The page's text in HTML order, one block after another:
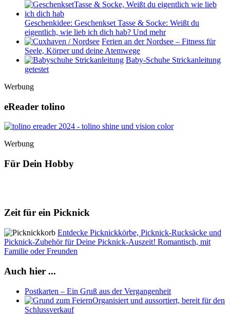
Geschenkidee: Geschenkset Tasse & Socke: Weißt du
eigentlich, wie lieb ich dich hab? Und mehr
Ferien an der Nordsee – Fitness für
Seele, Körper und deine Atemwege
Baby-Schuhe Strickanleitung
getestet
Werbung
eReader tolino
Werbung
Für Dein Hobby
Zeit für ein Picknick
Entdecke Picknickkörbe, Picknick-Rucksäcke und
Picknick-Zubehör für Deine Picknick-Auszeit! Romantisch, mit
Familie oder Freunden
Auch hier ...
Postkarten – Ein Gruß aus der Vergangenheit
Organisiert und aussortiert, bereit für den
Schlussverkauf